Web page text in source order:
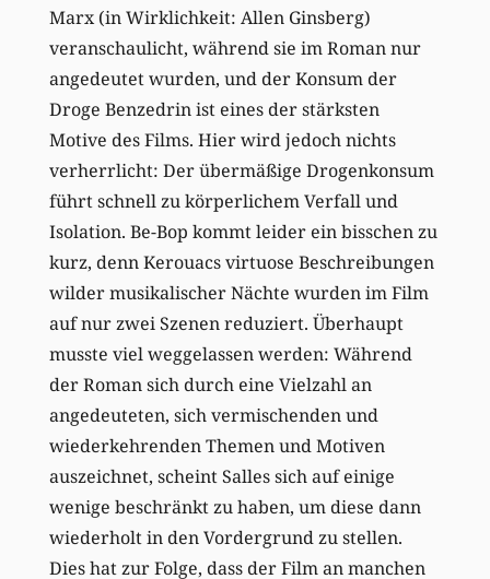
Marx (in Wirklichkeit: Allen Ginsberg)
veranschaulicht, während sie im Roman nur
angedeutet wurden, und der Konsum der
Droge Benzedrin ist eines der stärksten
Motive des Films. Hier wird jedoch nichts
verherrlicht: Der übermäßige Drogenkonsum
führt schnell zu körperlichem Verfall und
Isolation. Be-Bop kommt leider ein bisschen zu
kurz, denn Kerouacs virtuose Beschreibungen
wilder musikalischer Nächte wurden im Film
auf nur zwei Szenen reduziert. Überhaupt
musste viel weggelassen werden: Während
der Roman sich durch eine Vielzahl an
angedeuteten, sich vermischenden und
wiederkehrenden Themen und Motiven
auszeichnet, scheint Salles sich auf einige
wenige beschränkt zu haben, um diese dann
wiederholt in den Vordergrund zu stellen.
Dies hat zur Folge, dass der Film an manchen